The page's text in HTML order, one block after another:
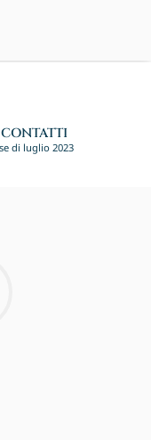
CONTATTI
di luglio 2023